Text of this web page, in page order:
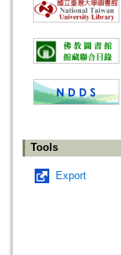
Tools
Export